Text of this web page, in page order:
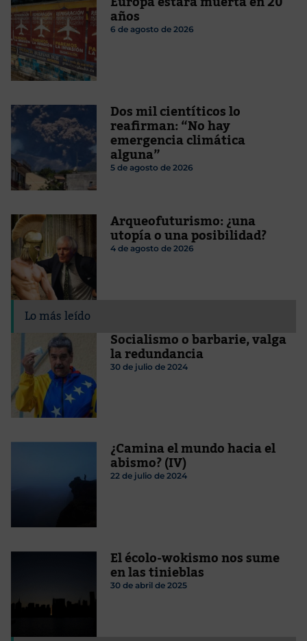
años
6 de agosto de 2026
Dos mil cientíticos lo
reafirman: “No hay
emergencia climática
alguna”
5 de agosto de 2026
Arqueofuturismo: ¿una
utopía o una posibilidad?
4 de agosto de 2026
Lo más leído
Socialismo o barbarie, valga
la redundancia
30 de julio de 2024
¿Camina el mundo hacia el
abismo? (IV)
22 de julio de 2024
El écolo-wokismo nos sume
en las tinieblas
30 de abril de 2025